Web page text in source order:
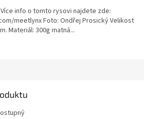
info o tomto rysovi najdete zde:
meetlynx Foto: Ondřej Prosický Velikost
Materiál: 300g matná...